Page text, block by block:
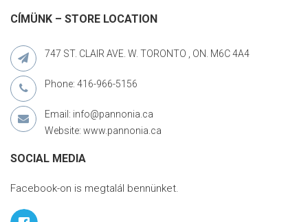
CÍMÜNK – STORE LOCATION
747 ST. CLAIR AVE. W. TORONTO , ON. M6C 4A4
Phone: 416-966-5156
Email: info@pannonia.ca
Website: www.pannonia.ca
SOCIAL MEDIA
Facebook-on is megtalál bennünket.